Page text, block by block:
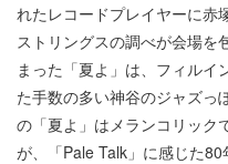
れたレコードプレイヤーに赤
ストリングスの調べが会場を
まった「夏よ」は、フィルイ
た手数の多い神谷のジャズっ
の「夏よ」はメランコリック
が、「Pale Talk」に感じた